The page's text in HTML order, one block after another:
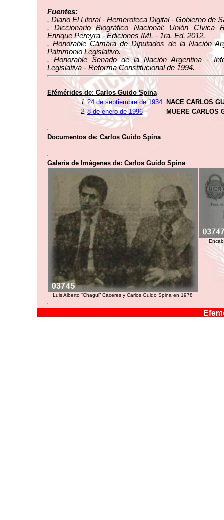
Fuentes:
. Diario El Litoral - Hemeroteca Digital - Gobierno de
. Diccionario Biográfico Nacional: Unión Cívica
Enrique Pereyra - Ediciones IML - 1ra. Ed. 2012.
. Honorable Cámara de Diputados de la Nación
Patrimonio Legislativo.
. Honorable Senado de la Nación Argentina -
Legislativa - Reforma Constitucional de 1994.
Efémérides de: Carlos Guido Spina
1. 24 de septiembre de 1934
NACE CARLOS
2.8 de enero de 1996 MUERE CARLOS
Documentos de: Carlos Guido Spina
Galería de Imágenes de: Carlos Guido Spina
Luis Alberto “Chagui” Cáceres y Carlos Guido Spina en 1978